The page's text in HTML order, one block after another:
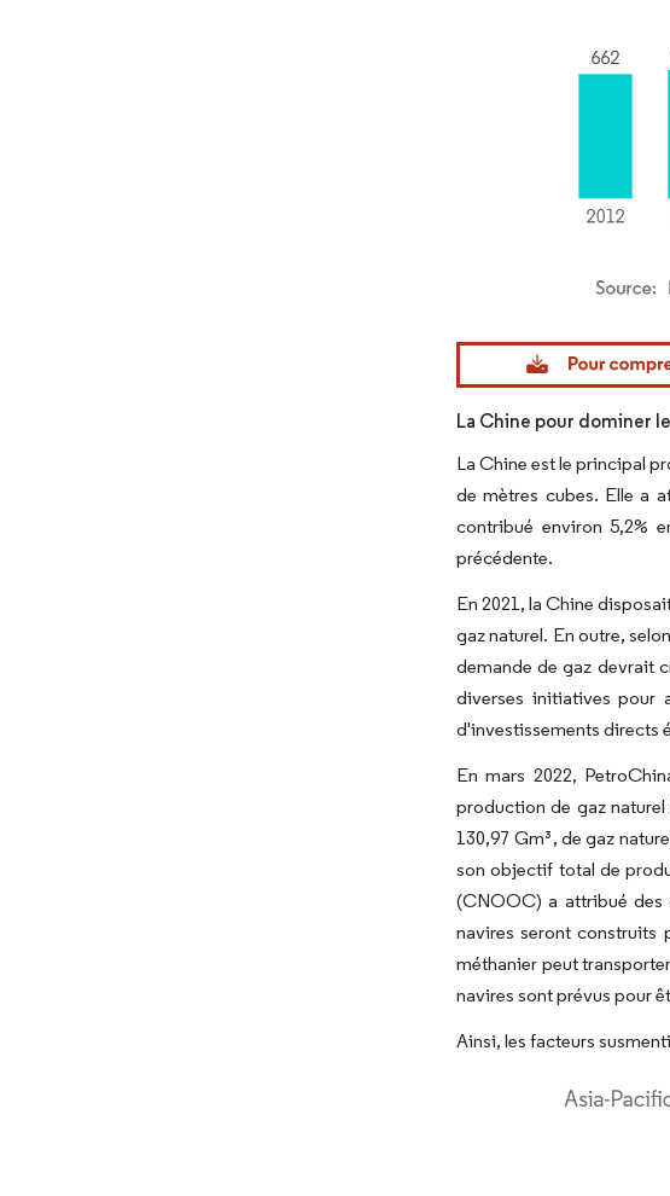
Image © Mordor Intelligence. La
La Chine pour dominer
La Chine est le principal
de mètres cubes. Elle a
contribué environ 5,2%
précédente.
En 2021, la Chine
gaz naturel. En outre,
demande de gaz devrait
diverses initiatives pour
d'investissements directs
En mars 2022,
production de gaz
130,97 Gm³, de gaz
son objectif total de
(CNOOC) a attribué des
navires seront construits
méthanier peut
navires sont prévus pour
Ainsi, les facteurs